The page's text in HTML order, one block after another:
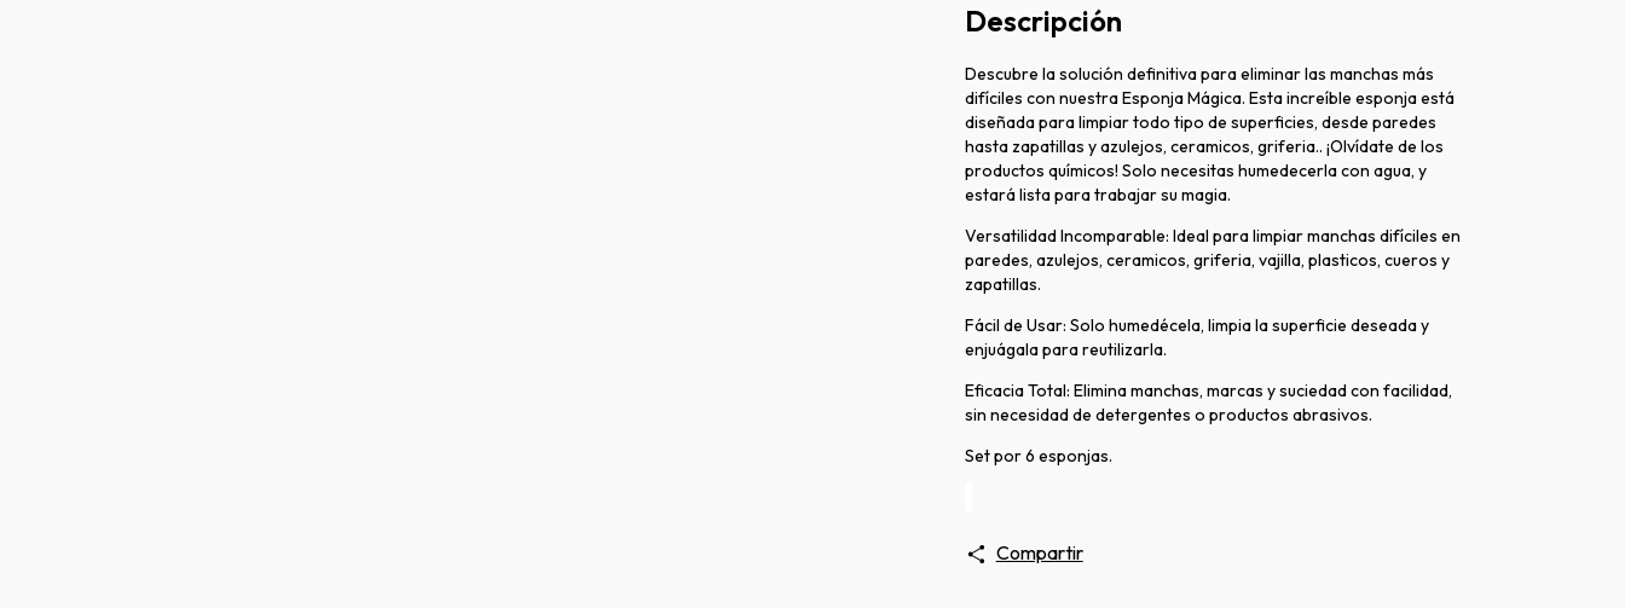
Descripción
Descubre la solución definitiva para eliminar las manchas más
difíciles con nuestra Esponja Mágica. Esta increíble esponja está
diseñada para limpiar todo tipo de superficies, desde paredes
hasta zapatillas y azulejos, ceramicos, griferia.. ¡Olvídate de los
productos químicos! Solo necesitas humedecerla con agua, y
estará lista para trabajar su magia.
Versatilidad Incomparable: Ideal para limpiar manchas difíciles en
paredes, azulejos, ceramicos, griferia, vajilla, plasticos, cueros y
zapatillas.
Fácil de Usar: Solo humedécela, limpia la superficie deseada y
enjuágala para reutilizarla.
Eficacia Total: Elimina manchas, marcas y suciedad con facilidad,
sin necesidad de detergentes o productos abrasivos.
Set por 6 esponjas.
Compartir